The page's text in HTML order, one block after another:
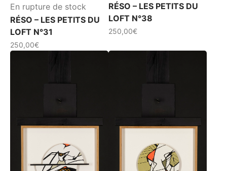
En rupture de stock
RÉSO – LES PETITS DU
LOFT N°31
250,00€
RÉSO – LES PETITS DU
LOFT N°38
250,00€